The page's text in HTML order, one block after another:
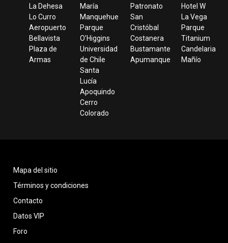
La Dehesa
Lo Curro
Aeropuerto
Bellavista
Plaza de
Armas
María
Manquehue
Parque
O’Higgins
Universidad
de Chile
Santa
Lucía
Apoquindo
Cerro
Colorado
Patronato
San
Cristóbal
Costanera
Bustamante
Apumanque
Hotel W
La Vega
Parque
Titanium
Candelaria
Mañío
Mapa del sitio
Términos y condiciones
Contacto
Datos VIP
Foro